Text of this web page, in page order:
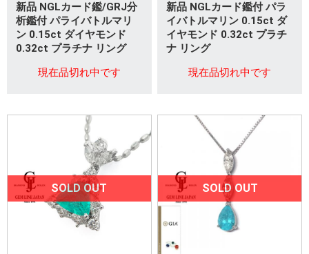
新品 NGLカード鑑/GRJ分
析鑑付 パライバトルマリ
ン 0.15ct ダイヤモンド
0.32ct プラチナ リング
現在品切れ中です
新品 NGLカード鑑付 パラ
イバトルマリン 0.15ct ダ
イヤモンド 0.32ct プラチ
ナ リング
現在品切れ中です
SOLD OUT SOLD OUT